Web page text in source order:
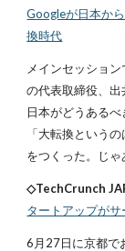
Googleが日本か
換時代
メインセッショ
の代表取締役、
日本がどうあるべ
「大転換という
をつくった。じ
◇TechCrunch
タートアップが
6月27日に京都で